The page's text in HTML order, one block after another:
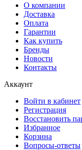
О компании
Доставка
Оплата
Гарантии
Как купить
Бренды
Новости
Контакты
Аккаунт
Войти в кабинет
Регистрация
Восстановить
Избранное
Корзина
Вопросы-ответы